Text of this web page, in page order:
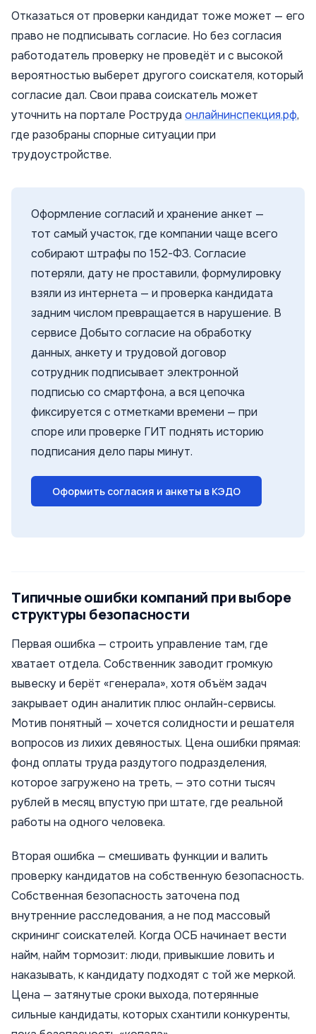
Отказаться от проверки кандидат тоже может — его
право не подписывать согласие. Но без согласия
работодатель проверку не проведёт и с высокой
вероятностью выберет другого соискателя, который
согласие дал. Свои права соискатель может
уточнить на портале Роструда онлайнинспекция.рф,
где разобраны спорные ситуации при
трудоустройстве.
Оформление согласий и хранение анкет —
тот самый участок, где компании чаще всего
собирают штрафы по 152-ФЗ. Согласие
потеряли, дату не проставили, формулировку
взяли из интернета — и проверка кандидата
задним числом превращается в нарушение. В
сервисе Добыто согласие на обработку
данных, анкету и трудовой договор
сотрудник подписывает электронной
подписью со смартфона, а вся цепочка
фиксируется с отметками времени — при
споре или проверке ГИТ поднять историю
подписания дело пары минут.
Оформить согласия и анкеты в КЭДО
Типичные ошибки компаний при выборе
структуры безопасности
Первая ошибка — строить управление там, где
хватает отдела. Собственник заводит громкую
вывеску и берёт «генерала», хотя объём задач
закрывает один аналитик плюс онлайн-сервисы.
Мотив понятный — хочется солидности и решателя
вопросов из лихих девяностых. Цена ошибки прямая:
фонд оплаты труда раздутого подразделения,
которое загружено на треть, — это сотни тысяч
рублей в месяц впустую при штате, где реальной
работы на одного человека.
Вторая ошибка — смешивать функции и валить
проверку кандидатов на собственную безопасность.
Собственная безопасность заточена под
внутренние расследования, а не под массовый
скрининг соискателей. Когда ОСБ начинает вести
найм, найм тормозит: люди, привыкшие ловить и
наказывать, к кандидату подходят с той же меркой.
Цена — затянутые сроки выхода, потерянные
сильные кандидаты, которых схантили конкуренты,